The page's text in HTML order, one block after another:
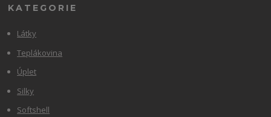
KATEGORIE
Látky
Teplákovina
Úplet
Silky
Softshell